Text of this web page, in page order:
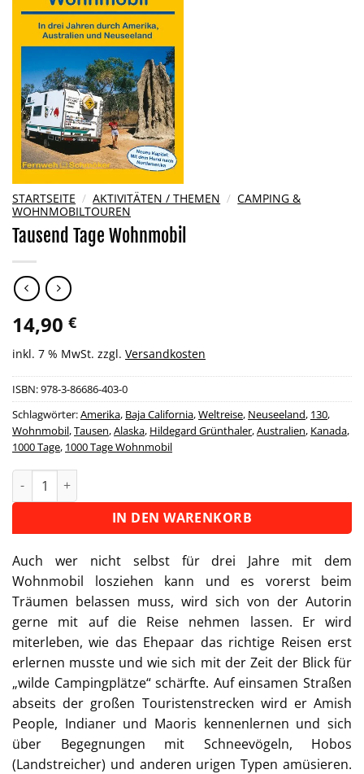
STARTSEITE / AKTIVITÄTEN / THEMEN / CAMPING &
WOHNMOBILTOUREN
Tausend Tage Wohnmobil
14,90 €
inkl. 7 % MwSt. zzgl. Versandkosten
ISBN:978-3-86686-403-0
Schlagwörter:Amerika, Baja California,Weltreise, Neuseeland, 130,
Wohnmobil,Tausen,Alaska, Hildegard Grünthaler,Australien, Kanada,
1000 Tage, 1000 Tage Wohnmobil
Tausend Tage Wohnmobil Menge
IN DEN WARENKORB
Alternative:
Auch wer nicht selbst für drei Jahre mit dem
Wohnmobil losziehen kann und es vorerst beim
Träumen belassen muss, wird sich von der Autorin
gerne mit auf die Reise nehmen lassen. Er wird
miterleben, wie das Ehepaar das richtige Reisen erst
erlernen musste und wie sich mit der Zeit der Blick für
„wilde Campingplätze“ schärfte. Auf einsamen Straßen
abseits der großen Touristenstrecken wird er Amish
People, Indianer und Maoris kennenlernen und sich
über Begegnungen mit Schneevögeln, Hobos
(Landstreicher) und anderen urigen Typen amüsieren.